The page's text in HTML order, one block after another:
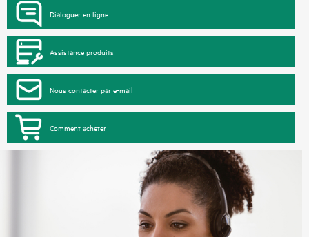
Dialoguer en ligne
Assistance produits
Nous contacter par e-mail
Comment acheter